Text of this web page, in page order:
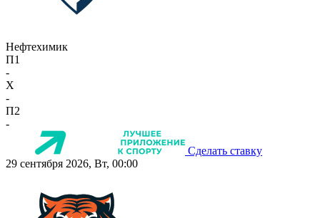
Нефтехимик
П1
-
X
-
П2
-
Сделать ставку
29 сентября 2026, Вт, 00:00